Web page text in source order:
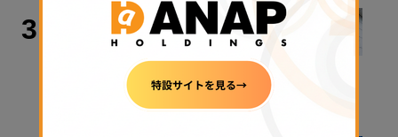
3
【速報】金融庁、暗号資産・ステーブ
ルコイン課を新設
2026年8月5日 11:51